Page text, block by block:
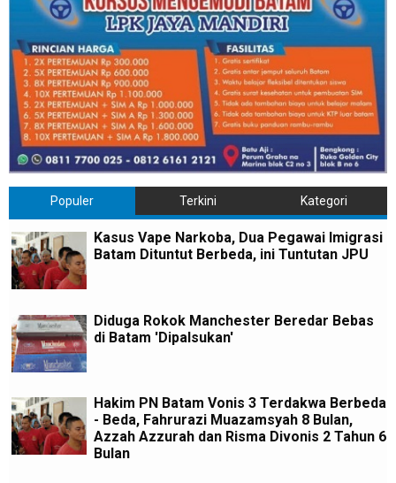
Populer Terkini Kategori
Kasus Vape Narkoba, Dua Pegawai Imigrasi
Batam Dituntut Berbeda, ini Tuntutan JPU
Diduga Rokok Manchester Beredar Bebas
di Batam 'Dipalsukan'
Hakim PN Batam Vonis 3 Terdakwa Berbeda
- Beda, Fahrurazi Muazamsyah 8 Bulan,
Azzah Azzurah dan Risma Divonis 2 Tahun 6
Bulan